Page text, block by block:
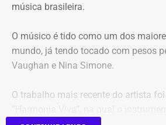
o investimento de longo prazo.
previdenciários por 10 anos em uma
possuía rating B+ (grau
inadimplência), violando princípios de
Alteração regimental retroativa: a
música brasileira.
O músico é tido como um dos
mundo, já tendo tocado com pesos
Vaughan e Nina Simone.
O trabalho mais recente do artista